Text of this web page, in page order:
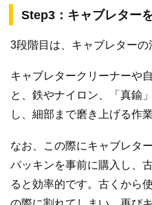
Step3：キャブレター
3段階目は、キャブレターの
キャブレタークリーナーや
と、鉄やナイロン、「真鍮
し、細部まで磨き上げる作業
なお、この際にキャブレタ
パッキンを事前に購入し、
ると効率的です。古くから